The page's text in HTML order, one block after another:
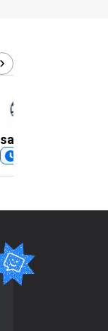
salaomusical.com